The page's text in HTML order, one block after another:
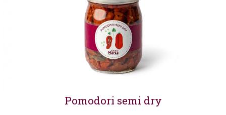
Pomodori semi dry